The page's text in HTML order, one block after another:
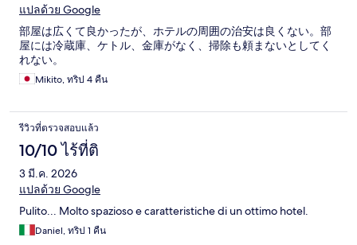
แปลด้วย Google
部屋は広くて良かったが、ホテルの周囲の治安は良くない。部
屋には冷蔵庫、ケトル、金庫がなく、掃除も頼まないとしてく
れない。
Mikito, ทริป 4 คืน
รีวิวที่ตรวจสอบแล้ว
10/10 ไร้ที่ติ
3 มี.ค. 2026
แปลด้วย Google
Pulito... Molto spazioso e caratteristiche di un ottimo hotel.
Daniel, ทริป 1 คืน